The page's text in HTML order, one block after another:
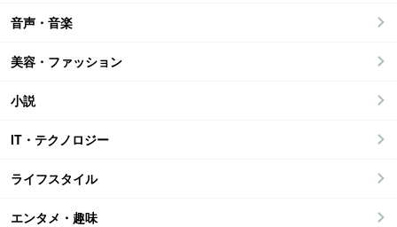
音声・音楽
美容・ファッション
小説
IT・テクノロジー
ライフスタイル
エンタメ・趣味